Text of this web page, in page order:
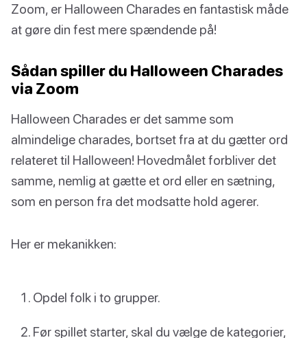
Zoom, er Halloween Charades en fantastisk måde
at gøre din fest mere spændende på!
Sådan spiller du Halloween Charades
via Zoom
Halloween Charades er det samme som
almindelige charades, bortset fra at du gætter ord
relateret til Halloween! Hovedmålet forbliver det
samme, nemlig at gætte et ord eller en sætning,
som en person fra det modsatte hold agerer.
Her er mekanikken:
Opdel folk i to grupper.
Før spillet starter, skal du vælge de kategorier,